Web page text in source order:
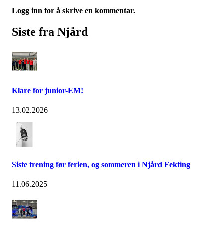
Logg inn for å skrive en kommentar.
Siste fra Njård
Klare for junior-EM!
13.02.2026
Siste trening før ferien, og sommeren i Njård Fekting
11.06.2025